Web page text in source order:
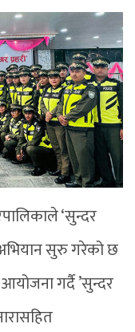
‘सुन्दर
सुरु गरेको छ
गर्दै ’सुन्दर